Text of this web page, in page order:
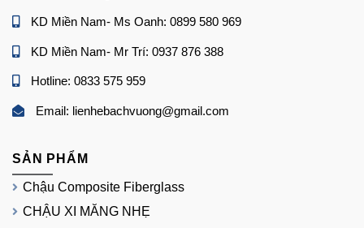
KD Miền Nam- Ms Oanh: 0899 580 969
KD Miền Nam- Mr Trí: 0937 876 388
Hotline: 0833 575 959
Email: lienhebachvuong@gmail.com
SẢN PHẨM
Chậu Composite Fiberglass
CHẬU XI MĂNG NHẸ